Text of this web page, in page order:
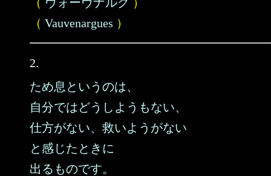
（ Vauvenargues ）
2.
ため息というのは、
自分ではどうしようもない、
仕方がない、救いようがない
と感じたときに
出るものです。